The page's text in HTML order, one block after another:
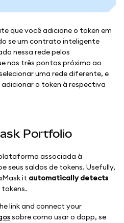
que você adicione o token em
se um contrato inteligente
nessa rede pelos
nos três pontos próximo ao
uma rede diferente, e
o token à respectiva
Portfolio
associada à
seus saldos de tokens. Usefully,
it automatically detects
link and connect your
sobre como usar o dapp, se